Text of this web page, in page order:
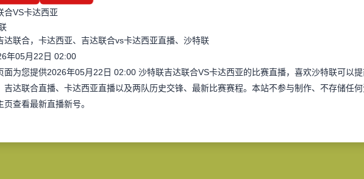
合VS卡达西亚
达联合，卡达西亚、吉达联合vs卡达西亚直播、沙特联
年05月22日 02:00
面为您提供2026年05月22日 02:00 沙特联吉达联合VS卡达西亚的比赛直播，喜欢沙特联可以
吉达联合直播、卡达西亚直播以及两队历史交锋、最新比赛赛程。本站不参与制作、不存储任
查看最新直播新号。